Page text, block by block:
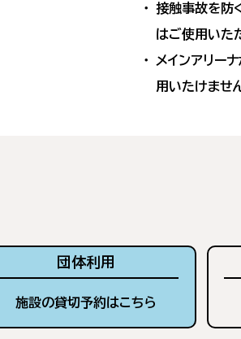
接触事故を防
はご使用いた
メインアリー
用いたけませ
団体利用
施設の貸切予約はこちら